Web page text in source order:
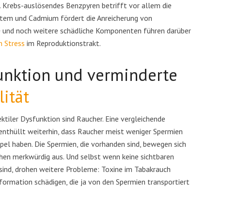
Krebs-auslösendes Benzpyren betrifft vor allem die
und Cadmium fördert die Anreicherung von
noch weitere schädliche Komponenten führen darüber
Stress im Reproduktionstrakt.
und verminderte
Dysfunktion sind Raucher. Eine vergleichende
weiterhin, dass Raucher meist weniger Spermien
haben. Die Spermien, die vorhanden sind, bewegen sich
merkwürdig aus. Und selbst wenn keine sichtbaren
drohen weitere Probleme: Toxine im Tabakrauch
schädigen, die ja von den Spermien transportiert
bei PCOS
um den Artikel zu lesen
Fruchtbarkeit als Rauchen?